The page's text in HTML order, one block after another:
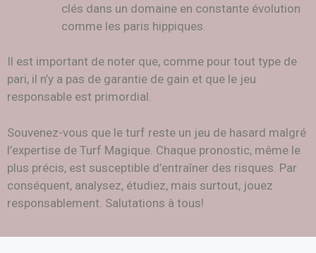
clés dans un domaine en constante évolution
comme les paris hippiques.
Il est important de noter que, comme pour tout type de
pari, il n’y a pas de garantie de gain et que le jeu
responsable est primordial.
Souvenez-vous que le turf reste un jeu de hasard malgré
l’expertise de Turf Magique. Chaque pronostic, même le
plus précis, est susceptible d’entraîner des risques. Par
conséquent, analysez, étudiez, mais surtout, jouez
responsablement. Salutations à tous!